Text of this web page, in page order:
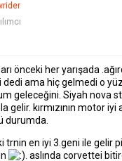
önceki her yarışada
dedi ama hiç gelmedi o
geleceğini. Siyah nova
gelir. kırmızının motor
durumda.
trnin en iyi 3.geni ile gelir
. aslında corvettei